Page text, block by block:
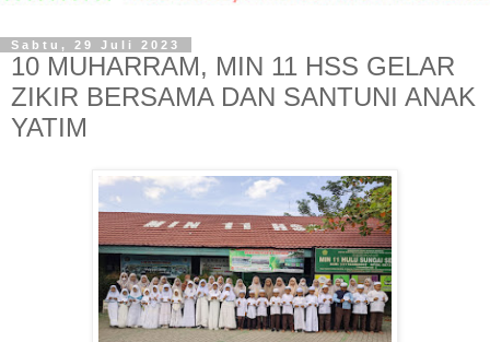
Sabtu, 29 Juli 2023
10 MUHARRAM, MIN 11 HSS GELAR
ZIKIR BERSAMA DAN SANTUNI ANAK
YATIM